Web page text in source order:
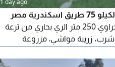
1 day ago
للبيع 20 فدان عقد ملك في الكيلو 75 طريق اسكندرية مصر
الصحراوي - البحيرة بينها وبين الصحراوي 250 متر الري بحاري من ترعة
زريبة مواشي، مزروعة